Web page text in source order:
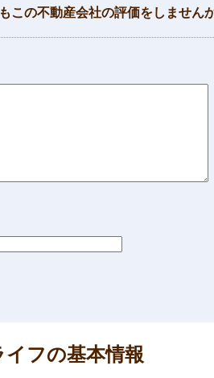
この不動産会社の評価をしません
フの基本情報